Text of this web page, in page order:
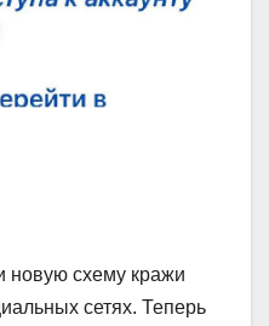
новую схему кражи
сетях. Теперь